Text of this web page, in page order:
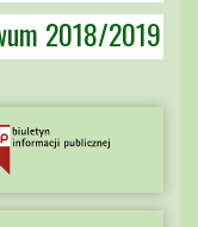
2018/2019